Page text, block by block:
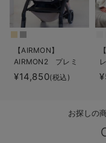
新生児スリーパー・ベビー
ベビー リュック
ベビー 小物
赤ちゃん お風呂・ベビース
おむつ関連グッズ
快適機能ウェア特集 ボトム
快適機能ウェア特集 パジ
erbaviva（エルバビーバ）
安心の日本製。先輩ママが買ってよかった！
買って正解！高評価レビュ
【AIRMON】
AIRMON2 プレミ
アム
¥14,850(税込)
お探しの